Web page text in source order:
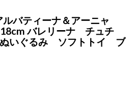
ルバティーナ＆アーニャ
バレリーナ チュチ
いぐるみ ソフトトイ ブ